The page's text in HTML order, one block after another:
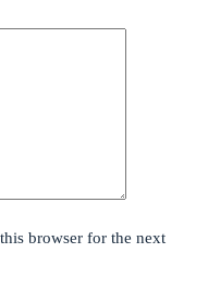
browser for the next